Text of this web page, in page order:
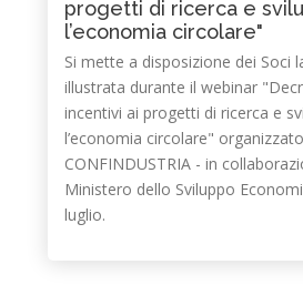
progetti di ricerca e
l’economia circolare"
Si mette a disposizione dei Soci
illustrata durante il webinar
incentivi ai progetti di ricerca e
l’economia circolare"
CONFINDUSTRIA - in
Ministero dello Sviluppo
luglio.